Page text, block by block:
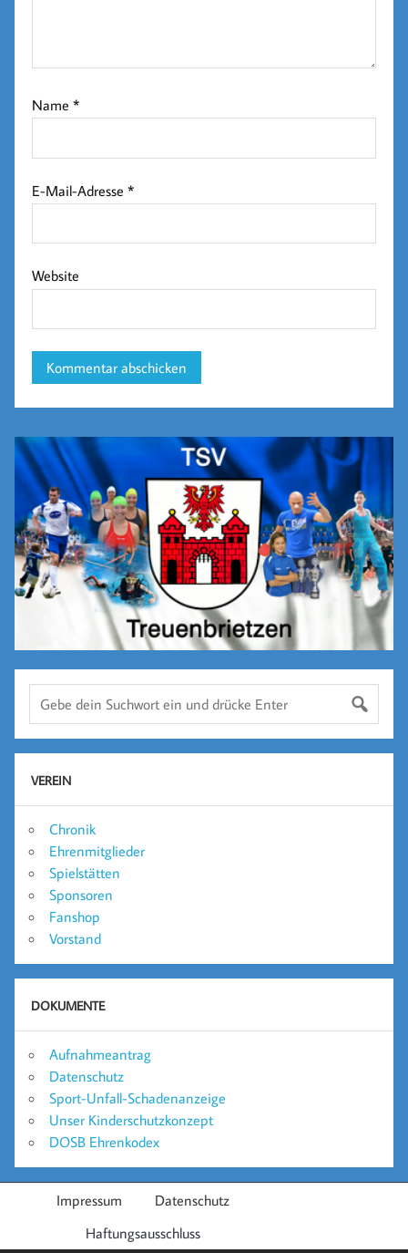
Name*
E-Mail-Adresse*
Website
VEREIN
Chronik
Ehrenmitglieder
Spielstätten
Sponsoren
Fanshop
Vorstand
DOKUMENTE
Aufnahmeantrag
Datenschutz
Sport-Unfall-Schadenanzeige
Unser Kinderschutzkonzept
DOSB Ehrenkodex
Impressum
Datenschutz
Haftungsausschluss